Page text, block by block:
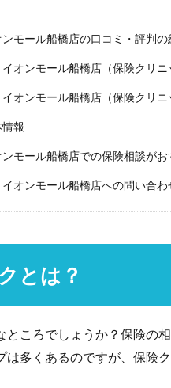
モール船橋店の口コミ・評判の
オンモール船橋店（保険クリニ
オンモール船橋店（保険クリニ
報
モール船橋店での保険相談がお
オンモール船橋店への問い合わ
とは？
ところでしょうか？保険の
は多くあるのですが、保険